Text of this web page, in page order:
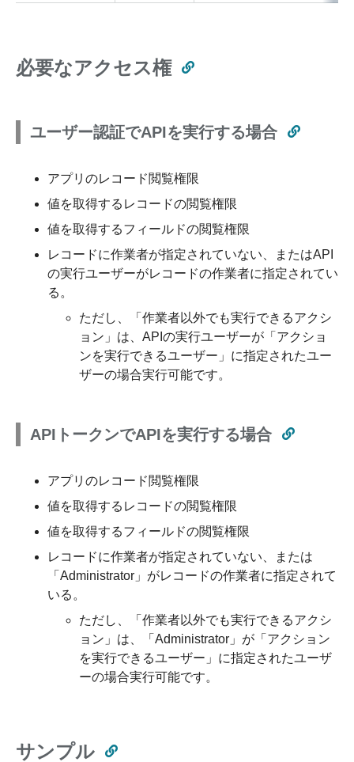
必要なアクセス権
ユーザー認証でAPIを実行する場合
アプリのレコード閲覧権限
値を取得するレコードの閲覧権限
値を取得するフィールドの閲覧権限
レコードに作業者が指定されていない、またはAPI
の実行ユーザーがレコードの作業者に指定されてい
る。
ただし、「作業者以外でも実行できるアクシ
ョン」は、APIの実行ユーザーが「アクショ
ンを実行できるユーザー」に指定されたユー
ザーの場合実行可能です。
APIトークンでAPIを実行する場合
アプリのレコード閲覧権限
値を取得するレコードの閲覧権限
値を取得するフィールドの閲覧権限
レコードに作業者が指定されていない、または
「Administrator」がレコードの作業者に指定されて
いる。
ただし、「作業者以外でも実行できるアクシ
ョン」は、「Administrator」が「アクション
を実行できるユーザー」に指定されたユーザ
ーの場合実行可能です。
サンプル